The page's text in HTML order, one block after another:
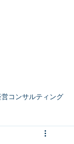
コンサルティング
人事評価制度